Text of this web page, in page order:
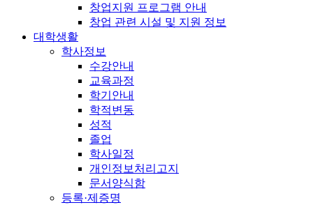
창업지원 프로그램 안내
창업 관련 시설 및 지원 정보
대학생활
학사정보
수강안내
교육과정
학기안내
학적변동
성적
졸업
학사일정
개인정보처리고지
문서양식함
등록·제증명